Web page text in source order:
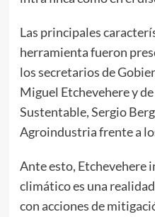
Las principales
herramienta fueron
los secretarios de
Miguel Etchevehere y
Sustentable, Sergio
Agroindustria frente a
Ante esto, Etchevehere
climático es una
con acciones de